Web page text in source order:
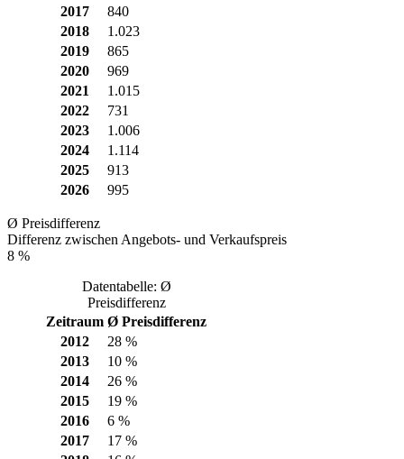
2017
840
2018
1.023
2019
865
2020
969
2021
1.015
2022
731
2023
1.006
2024
1.114
2025
913
2026
995
Ø Preisdifferenz
Differenz zwischen Angebots- und Verkaufspreis
8 %
Datentabelle: Ø
Preisdifferenz
Zeitraum Ø Preisdifferenz
2012
28 %
2013
10 %
2014
26 %
2015
19 %
2016
6 %
2017
17 %